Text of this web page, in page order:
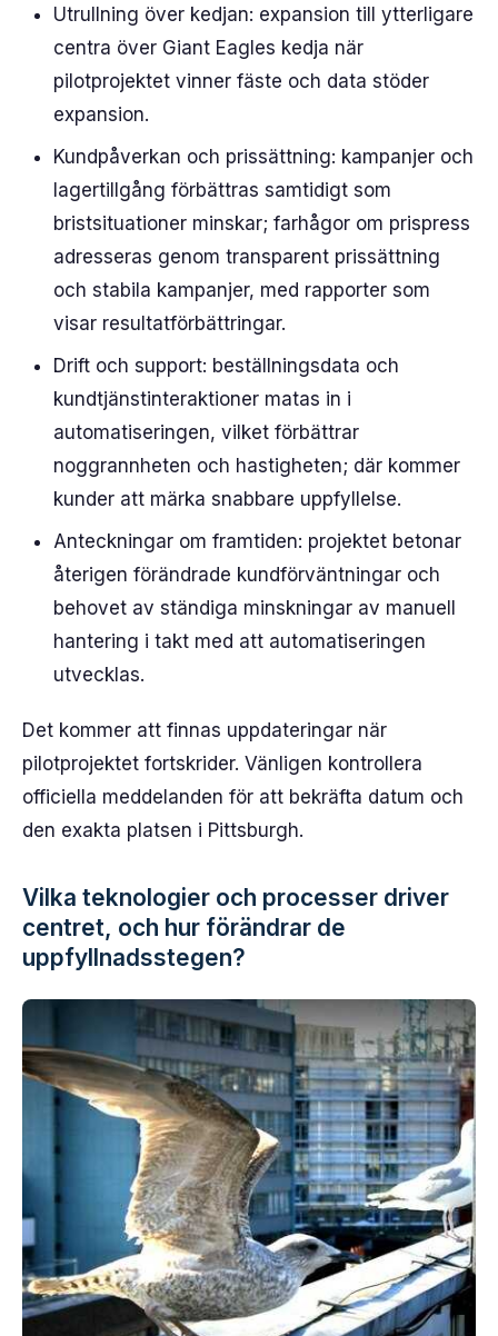
Utrullning över kedjan: expansion till ytterligare
centra över Giant Eagles kedja när
pilotprojektet vinner fäste och data stöder
expansion.
Kundpåverkan och prissättning: kampanjer och
lagertillgång förbättras samtidigt som
bristsituationer minskar; farhågor om prispress
adresseras genom transparent prissättning
och stabila kampanjer, med rapporter som
visar resultatförbättringar.
Drift och support: beställningsdata och
kundtjänstinteraktioner matas in i
automatiseringen, vilket förbättrar
noggrannheten och hastigheten; där kommer
kunder att märka snabbare uppfyllelse.
Anteckningar om framtiden: projektet betonar
återigen förändrade kundförväntningar och
behovet av ständiga minskningar av manuell
hantering i takt med att automatiseringen
utvecklas.
Det kommer att finnas uppdateringar när
pilotprojektet fortskrider. Vänligen kontrollera
officiella meddelanden för att bekräfta datum och
den exakta platsen i Pittsburgh.
Vilka teknologier och processer driver
centret, och hur förändrar de
uppfyllnadsstegen?